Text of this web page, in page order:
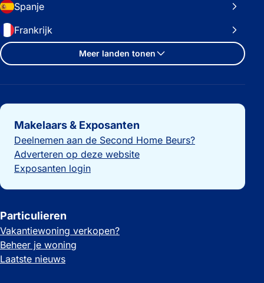
Spanje
Frankrijk
Meer landen tonen
Belangrijke links
Makelaars & Exposanten
Deelnemen aan de Second Home Beurs?
Adverteren op deze website
Exposanten login
Particulieren
Vakantiewoning verkopen?
Beheer je woning
Laatste nieuws